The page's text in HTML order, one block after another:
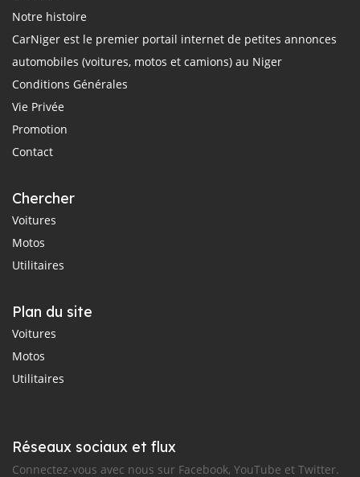
Notre histoire
CarNiger est le premier portail internet de petites annonces
automobiles (voitures, motos et camions) au Niger
Conditions Générales
Vie Privée
Promotion
Contact
Chercher
Voitures
Motos
Utilitaires
Plan du site
Voitures
Motos
Utilitaires
Réseaux sociaux et flux
Connectez-vous avec nous sur Facebook, YouTube et Twitter.